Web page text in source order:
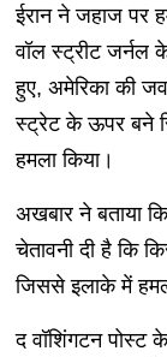
ईरान ने जहाज पर
वॉल स्ट्रीट जर्नल
हुए, अमेरिका की
स्ट्रेट के ऊपर बने
हमला किया।
अखबार ने बताया कि
चेतावनी दी है कि
जिससे इलाके में
द वॉशिंगटन पोस्ट